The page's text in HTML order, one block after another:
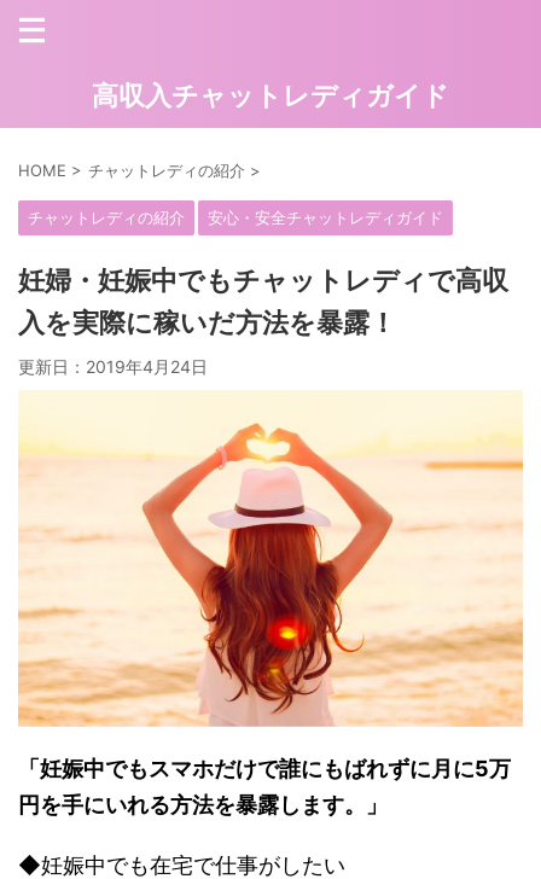
高収入チャットレディガイド
HOME > チャットレディの紹介 >
チャットレディの紹介 安心・安全チャットレディガイド
妊婦・妊娠中でもチャットレディで高収
入を実際に稼いだ方法を暴露！
更新日： 2019年4月24日
「妊娠中でもスマホだけで誰にもばれずに月に5万
円を手にいれる方法を暴露します。」
◆妊娠中でも在宅で仕事がしたい